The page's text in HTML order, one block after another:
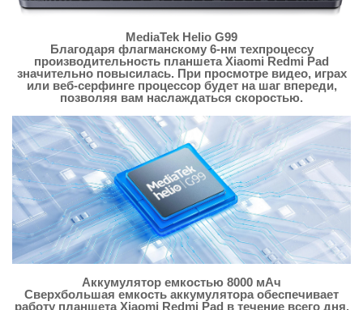
MediaTek Helio G99
Благодаря флагманскому 6-нм техпроцессу
производительность планшета Xiaomi Redmi Pad
значительно повысилась. При просмотре видео, играх
или веб-серфинге процессор будет на шаг впереди,
позволяя вам наслаждаться скоростью.
Аккумулятор емкостью 8000 мАч
Сверхбольшая емкость аккумулятора обеспечивает
работу планшета Xiaomi Redmi Pad в течение всего дня.